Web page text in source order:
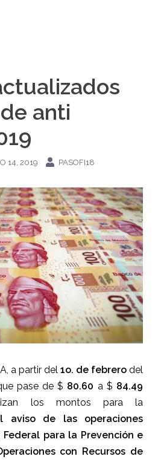
anti
14, 2019 PASOFI18
a partir del 1o. de febrero del
pase de $ 80.60 a $ 84.49
los montos para la
aviso de las operaciones
Federal para la Prevención e
con Recursos de